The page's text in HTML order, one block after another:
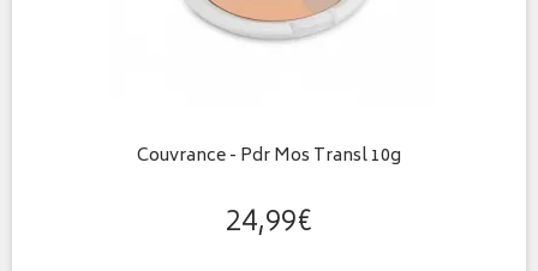
Couvrance - Pdr Mos Transl 10g
24,99€